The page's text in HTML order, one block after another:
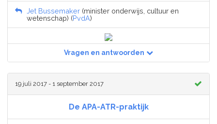
Jet Bussemaker (minister onderwijs, cultuur en
wetenschap) (PvdA)
Vragen en antwoorden
19 juli 2017 - 1 september 2017
De APA-ATR-praktijk